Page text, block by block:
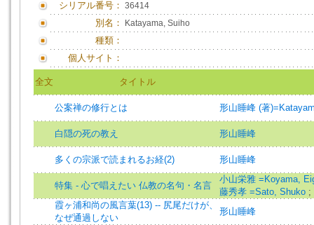
シリアル番号： 36414
別名： Katayama, Suiho
種類：
個人サイト：
全文 タイトル
公案禅の修行とは 形山睡峰 (著
白隠の死の教え 形山睡峰
多くの宗派で読まれるお経(2) 形山睡峰
特集 - 心で唱えたい 仏教の名句・名言
小山栄雅 =Koyama,
藤秀孝 =Sato, Shuko ;
霞ヶ浦和尚の風言葉(13) -- 尻尾だけが、
なぜ通過しない
形山睡峰